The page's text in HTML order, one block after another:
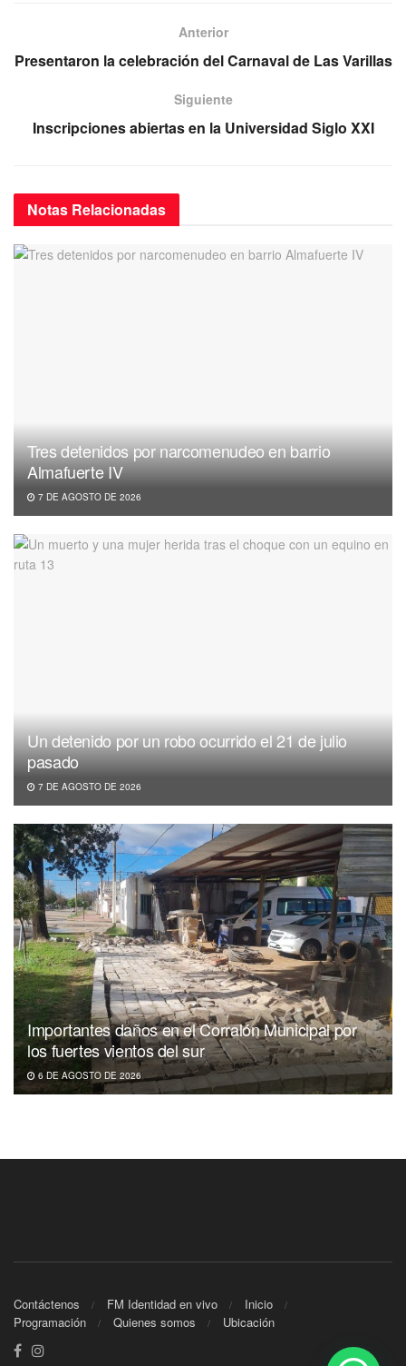
o p
m
Anterior
Presentaron la celebración del Carnaval de Las Varillas
Siguiente
Inscripciones abiertas en la Universidad Siglo XXI
Notas Relacionadas
Tres detenidos por narcomenudeo en barrio
Almafuerte IV
7 DE AGOSTO DE 2026
Un detenido por un robo ocurrido el 21 de julio
pasado
7 DE AGOSTO DE 2026
Importantes daños en el Corralón Municipal por
los fuertes vientos del sur
6 DE AGOSTO DE 2026
Contáctenos FM Identidad en vivo
Inicio
Programación
Quienes somos Ubicación